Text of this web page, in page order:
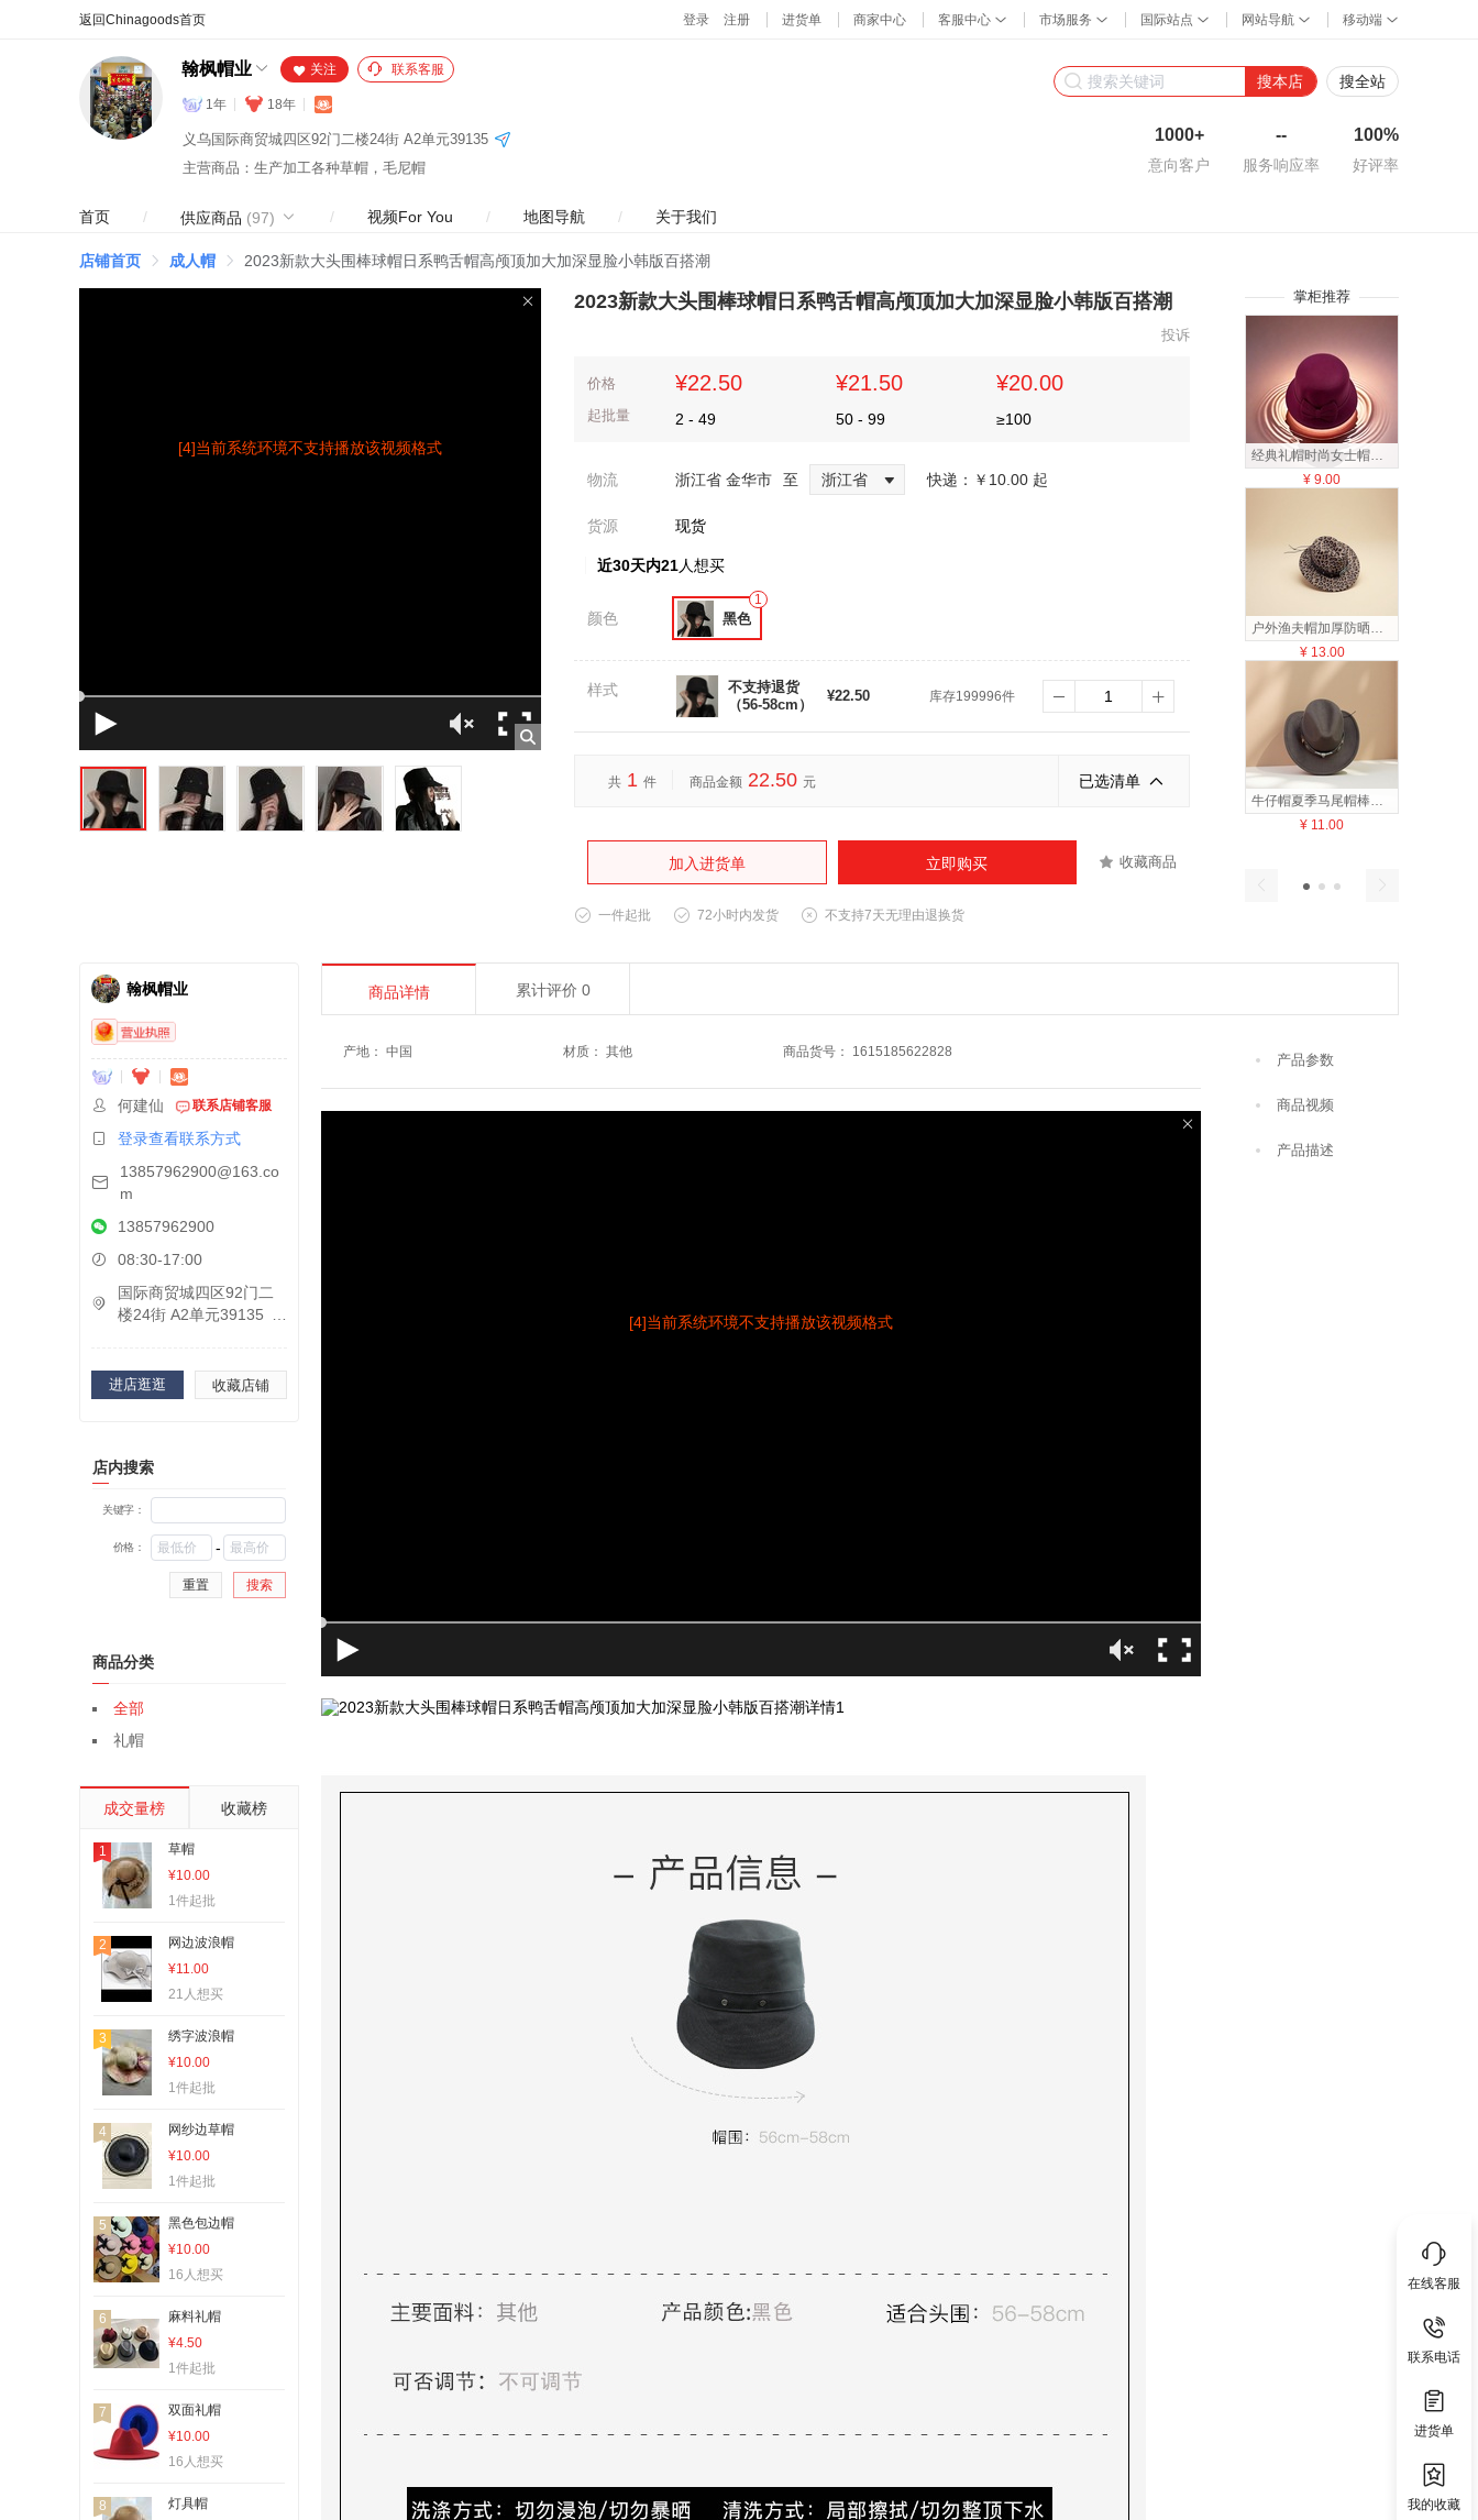
翰枫帽业
1年 18年
关注 联系客服
义乌国际商贸城四区92门二楼24街 A2单元39135
主营商品：生产加工各种草帽，毛尼帽
搜本店 搜全站
1000+
意向客户
--
服务响应率
100%
好评率
首页 / 供应商品 (97) / 视频For You / 地图导航 / 关于我们
店铺首页 成人帽 2023新款大头围棒球帽日系鸭舌帽高颅顶加大加深显脸小韩版百搭潮
[4]当前系统环境不支持播放该视频格式
2023新款大头围棒球帽日系鸭舌帽高颅顶加大加深显脸小韩版百搭潮
投诉
价格
起批量
¥22.50
2 - 49
¥21.50
50 - 99
¥20.00
≥100
物流 浙江省 金华市 至 浙江省 快递： ￥10.00 起
货源 现货
近30天内21人想买
颜色 黑色
1
样式
不支持退货
（56-58cm）
¥22.50 库存199996件
共 1 件 商品金额 22.50 元 已选清单
加入进货单 立即购买 收藏商品
一件起批 72小时内发货 不支持7天无理由退换货
掌柜推荐
经典礼帽时尚女士帽子简约百搭春秋款外贸
¥ 9.00
户外渔夫帽加厚防晒透气休闲棒球帽夏季新款渔夫帽
¥ 13.00
牛仔帽夏季马尾帽棒球帽休闲透气防晒帽子
¥ 11.00
翰枫帽业
何建仙 联系店铺客服
登录查看联系方式
13857962900@163.co
m
13857962900
08:30-17:00
国际商贸城四区92门二
楼24街 A2单元39135
进店逛逛 收藏店铺
店内搜索
关键字：
价格： -
重置 搜索
商品分类
全部
礼帽
成交量榜 收藏榜
1
草帽
¥10.00
1件起批
2
网边波浪帽
¥11.00
21人想买
3
绣字波浪帽
¥10.00
1件起批
4
网纱边草帽
¥10.00
1件起批
5
黑色包边帽
¥10.00
16人想买
6
麻料礼帽
¥4.50
1件起批
7
双面礼帽
¥10.00
16人想买
8
灯具帽
商品详情 累计评价 0
产地 ： 中国 材质 ： 其他 商品货号 ： 1615185622828
[4]当前系统环境不支持播放该视频格式
产品参数
商品视频
产品描述
在线客服
联系电话
进货单
我的收藏